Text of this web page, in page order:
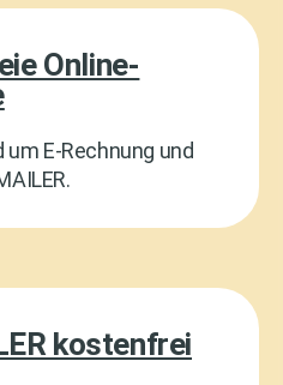
Online-
E-Rechnung und
kostenfrei